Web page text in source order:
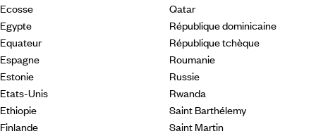
Ecosse
Egypte
Equateur
Espagne
Estonie
Etats-Unis
Ethiopie
Finlande
Qatar
République dominicaine
République tchèque
Roumanie
Russie
Rwanda
Saint Barthélemy
Saint Martin